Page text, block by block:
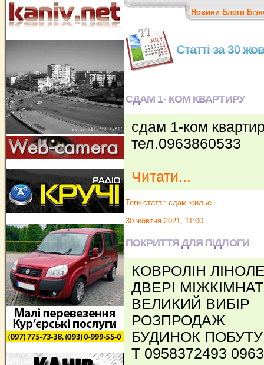
Новини Блоги
Статті за 30
СДАМ 1- КОМ КВАРТИРУ
сдам 1-ком
тел.0963860533
Читати...
Теги статті: сдам жилье
30 жовтня 2021, 11:00
ПОКРИТТЯ ДЛЯ ПІДЛОГИ
КОВРОЛІН
ДВЕРІ
ВЕЛИКИЙ ВИБІР
РОЗПРОДАЖ
БУДИНОК
Т 0958372493